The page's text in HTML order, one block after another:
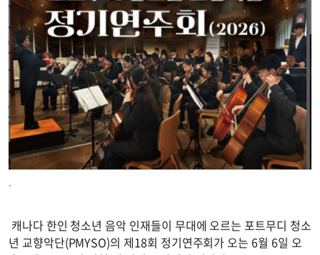
.
캐나다 한인 청소년 음악 인재들이 무대에 오르는 포트무디 청소
년 교향악단(PMYSO)의 제18회 정기연주회가 오는 6월 6일 오